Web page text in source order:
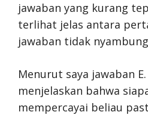
jawaban yang kurang
terlihat jelas antara
jawaban tidak
Menurut saya jawaban
menjelaskan bahwa
mempercayai beliau